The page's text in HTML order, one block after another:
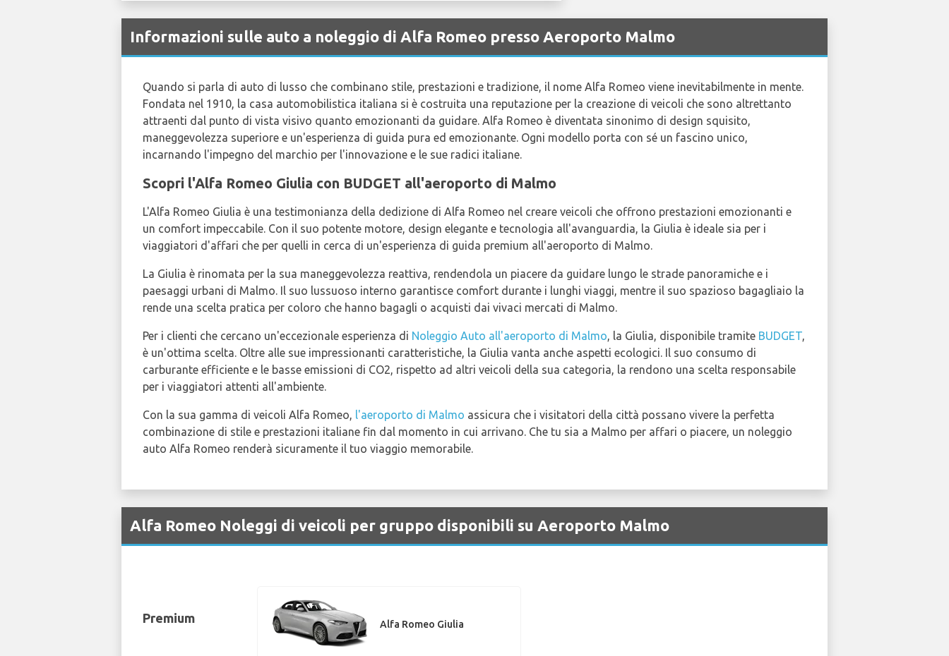
Informazioni sulle auto a noleggio di Alfa Romeo presso Aeroporto Malmo
Quando si parla di auto di lusso che combinano stile, prestazioni e tradizione, il nome Alfa Romeo viene inevitabilmente in mente.
Fondata nel 1910, la casa automobilistica italiana si è costruita una reputazione per la creazione di veicoli che sono altrettanto
attraenti dal punto di vista visivo quanto emozionanti da guidare. Alfa Romeo è diventata sinonimo di design squisito,
maneggevolezza superiore e un'esperienza di guida pura ed emozionante. Ogni modello porta con sé un fascino unico,
incarnando l'impegno del marchio per l'innovazione e le sue radici italiane.
Scopri l'Alfa Romeo Giulia con BUDGET all'aeroporto di Malmo
L'Alfa Romeo Giulia è una testimonianza della dedizione di Alfa Romeo nel creare veicoli che offrono prestazioni emozionanti e
un comfort impeccabile. Con il suo potente motore, design elegante e tecnologia all'avanguardia, la Giulia è ideale sia per i
viaggiatori d'affari che per quelli in cerca di un'esperienza di guida premium all'aeroporto di Malmo.
La Giulia è rinomata per la sua maneggevolezza reattiva, rendendola un piacere da guidare lungo le strade panoramiche e i
paesaggi urbani di Malmo. Il suo lussuoso interno garantisce comfort durante i lunghi viaggi, mentre il suo spazioso bagagliaio la
rende una scelta pratica per coloro che hanno bagagli o acquisti dai vivaci mercati di Malmo.
Per i clienti che cercano un'eccezionale esperienza di Noleggio Auto all'aeroporto di Malmo, la Giulia, disponibile tramite BUDGET,
è un'ottima scelta. Oltre alle sue impressionanti caratteristiche, la Giulia vanta anche aspetti ecologici. Il suo consumo di
carburante efficiente e le basse emissioni di CO2, rispetto ad altri veicoli della sua categoria, la rendono una scelta responsabile
per i viaggiatori attenti all'ambiente.
Con la sua gamma di veicoli Alfa Romeo, l'aeroporto di Malmo assicura che i visitatori della città possano vivere la perfetta
combinazione di stile e prestazioni italiane fin dal momento in cui arrivano. Che tu sia a Malmo per affari o piacere, un noleggio
auto Alfa Romeo renderà sicuramente il tuo viaggio memorabile.
Alfa Romeo Noleggi di veicoli per gruppo disponibili su Aeroporto Malmo
Premium Alfa Romeo Giulia